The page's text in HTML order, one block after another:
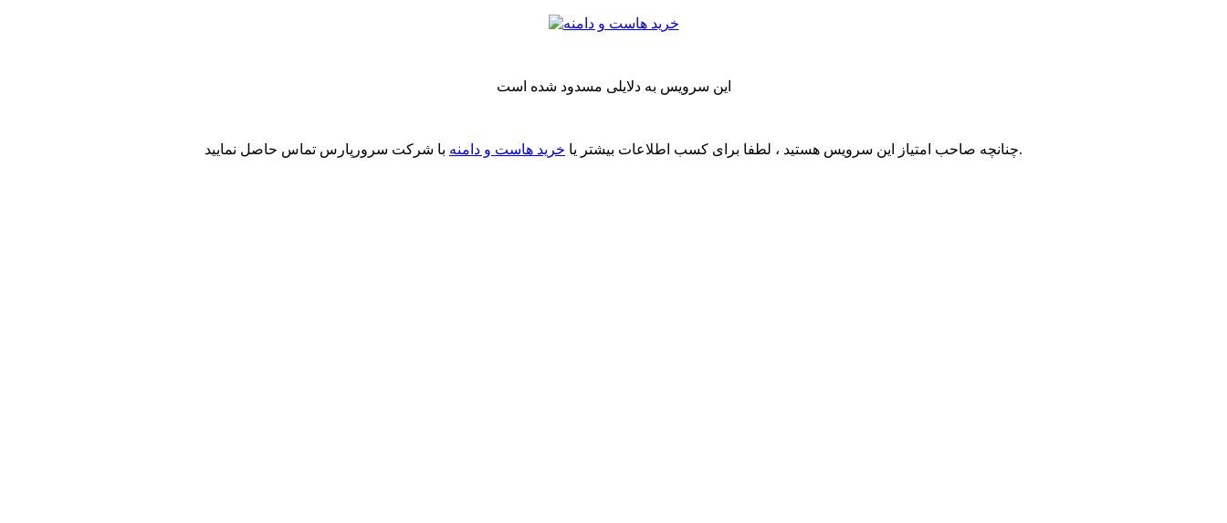
این سرویس به دلایلی مسدود شده است
چنانچه صاحب امتیاز این سرویس هستید ، لطفا برای کسب اطلاعات بیشتر یا خرید هاست و دامنه با شرکت سرورپارس تماس حاصل نمایید.